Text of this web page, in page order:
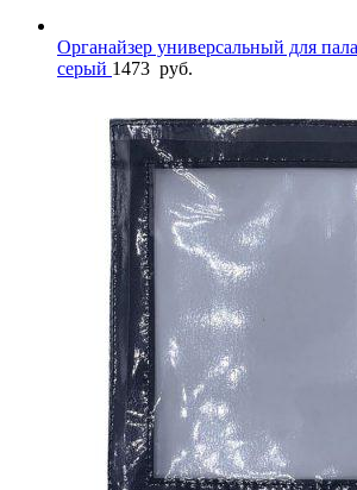
Органайзер универсальный для
серый 1473 руб.